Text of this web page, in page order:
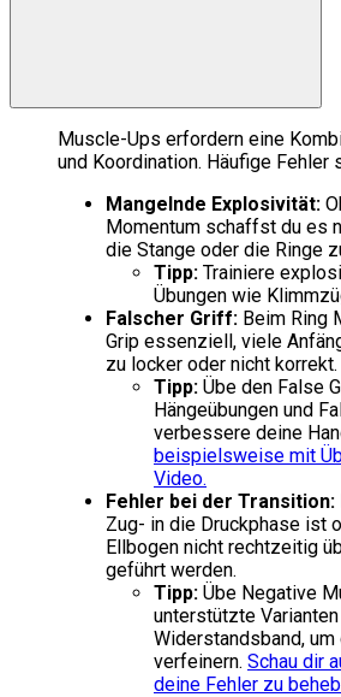
Muscle-Ups erfordern eine
und Koordination. Häufige Fehler
Mangelnde Explosivität:
Momentum schaffst du es
die Stange oder die Ringe
Tipp: Trainiere
Übungen wie
Falscher Griff: Beim Ring
Grip essenziell, viele
zu locker oder nicht korrekt.
Tipp: Übe den False
Hängeübungen und
verbessere deine
beispielsweise mit
Video.
Fehler bei der Transition:
Zug- in die Druckphase ist
Ellbogen nicht rechtzeitig
geführt werden.
Tipp: Übe Negative
unterstützte
Widerstandsband,
verfeinern. Schau dir
deine Fehler zu